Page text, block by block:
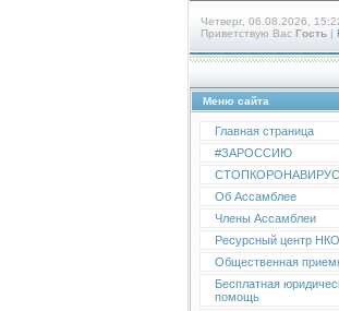
Четверг, 06.08.2026,
Приветствую Вас Гость |
Меню сайта
Главная страница
#ЗАРОССИЮ
СТОПКОРОНАВИРУС
Об Ассамблее
Члены Ассамблеи
Ресурсный центр НКО
Общественная
Бесплатная
помощь